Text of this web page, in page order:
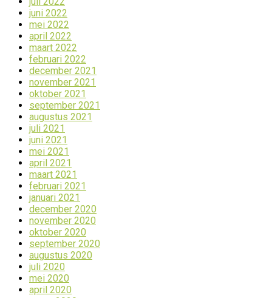
juni 2022
mei 2022
april 2022
maart 2022
februari 2022
december 2021
november 2021
oktober 2021
september 2021
augustus 2021
juli 2021
juni 2021
mei 2021
april 2021
maart 2021
februari 2021
januari 2021
december 2020
november 2020
oktober 2020
september 2020
augustus 2020
juli 2020
mei 2020
april 2020